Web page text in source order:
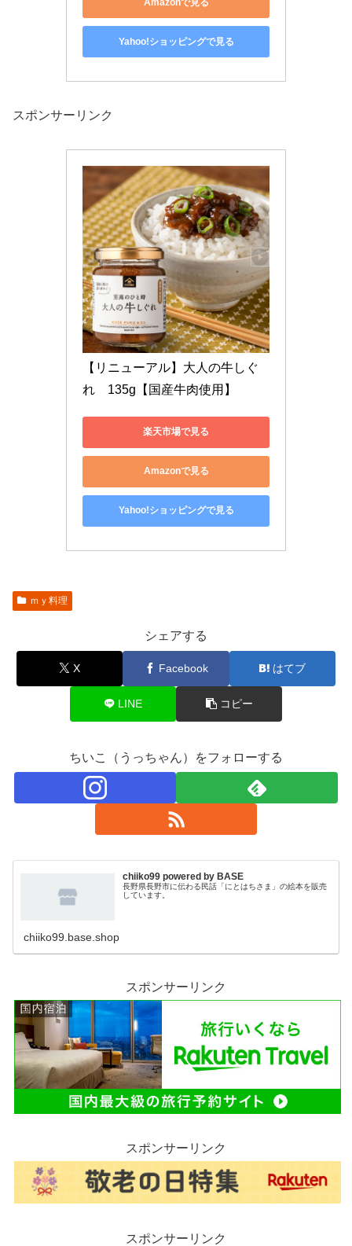
Yahoo!ショッピングで見る
スポンサーリンク
【リニューアル】大人の牛しぐ
れ　135g【国産牛肉使用】
楽天市場で見る
Amazonで見る
Yahoo!ショッピングで見る
ｍｙ料理
シェアする
X Facebook はてブ
LINE コピー
ちいこ（うっちゃん）をフォローする
chiiko99 powered by BASE
長野県長野市に伝わる民話「にとはちさま」の絵本を販売
しています。
chiiko99.base.shop
スポンサーリンク
スポンサーリンク
スポンサーリンク